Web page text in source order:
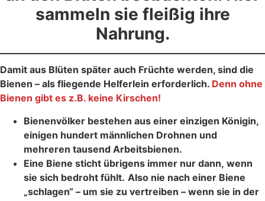
sammeln sie fleißig ihre
Nahrung.
Damit aus Blüten später auch Früchte werden, sind die
Bienen – als fliegende Helferlein erforderlich. Denn ohne
Bienen gibt es z.B. keine Kirschen!
Bienenvölker bestehen aus einer einzigen Königin,
einigen hundert männlichen Drohnen und
mehreren tausend Arbeitsbienen.
Eine Biene sticht übrigens immer nur dann, wenn
sie sich bedroht fühlt. Also nie nach einer Biene
„schlagen“ – um sie zu vertreiben – wenn sie in der